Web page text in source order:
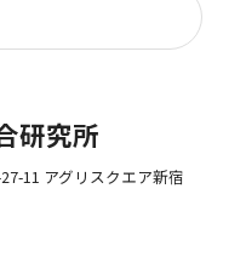
研究所
11 アグリスクエア新宿